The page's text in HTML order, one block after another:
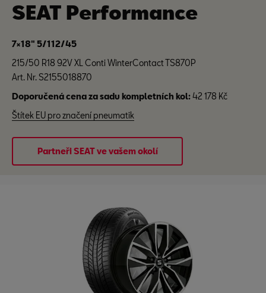
SEAT Performance
7×18" 5/112/45
215/50 R18 92V XL Conti WinterContact TS870P
Art. Nr. S2155018870
Doporučená cena za sadu kompletních kol:42 178 Kč
Štítek EU pro značení pneumatik
Partneři SEAT ve vašem okolí